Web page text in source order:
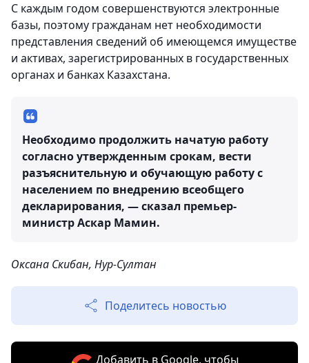
С каждым годом совершенствуются электронные
базы, поэтому гражданам нет необходимости
представления сведений об имеющемся имуществе
и активах, зарегистрированных в государственных
органах и банках Казахстана.
Необходимо продолжить начатую работу
согласно утвержденным срокам, вести
разъяснительную и обучающую работу с
населением по внедрению всеобщего
декларирования, — сказал премьер-
министр Аскар Мамин.
Оксана Скибан, Нур-Султан
Поделитесь новостью
Добавить в Google, чтобы